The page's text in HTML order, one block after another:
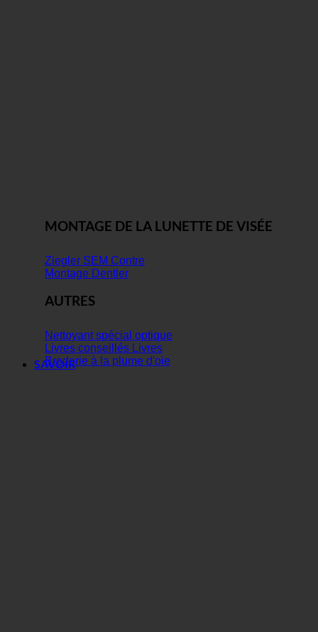
MONTAGE DE LA LUNETTE DE VISÉE
Ziegler SEM Contre
Montage Dentler
AUTRES
Nettoyant spécial optique
Livres conseillés Livres
Broderie à la plume d'oie
SAVOIR